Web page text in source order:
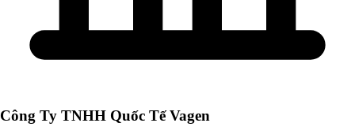
Công Ty TNHH Quốc Tế Vagen